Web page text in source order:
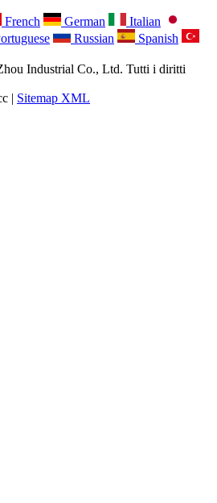
French German
Italian
Russian
Spanish
Industrial Co., Ltd. Tutti i diritti
| Sitemap XML